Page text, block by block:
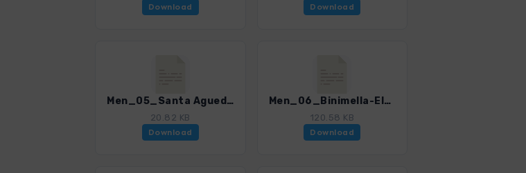
Download Download
Men_05_Santa Agueda_0259_2.gpx
20.82 KB
Download
Men_06_Binimella-Els Alocs_0259_2.gpx
120.58 KB
Download